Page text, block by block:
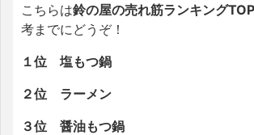
こちらは鈴の屋の売れ筋ランキング
考までにどうぞ！
１位 塩もつ鍋
２位 ラーメン
３位 醤油もつ鍋